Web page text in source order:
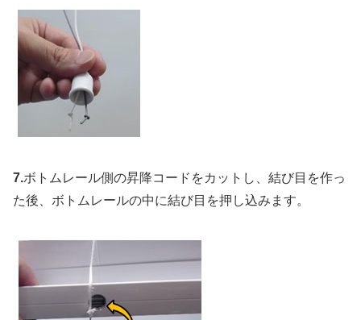
7.ボトムレール側の昇降コードをカットし、結び目を作っ
た後、ボトムレールの中に結び目を押し込みます。